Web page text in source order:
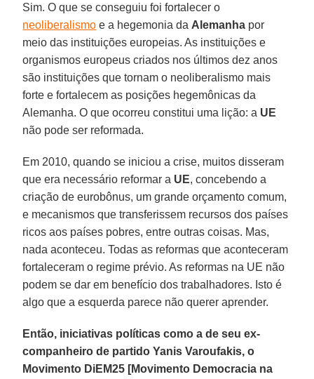
Sim. O que se conseguiu foi fortalecer o
neoliberalismo e a hegemonia da Alemanha por
meio das instituições europeias. As instituições e
organismos europeus criados nos últimos dez anos
são instituições que tornam o neoliberalismo mais
forte e fortalecem as posições hegemônicas da
Alemanha. O que ocorreu constitui uma lição: a UE
não pode ser reformada.
Em 2010, quando se iniciou a crise, muitos disseram
que era necessário reformar a UE, concebendo a
criação de eurobônus, um grande orçamento comum,
e mecanismos que transferissem recursos dos países
ricos aos países pobres, entre outras coisas. Mas,
nada aconteceu. Todas as reformas que aconteceram
fortaleceram o regime prévio. As reformas na UE não
podem se dar em benefício dos trabalhadores. Isto é
algo que a esquerda parece não querer aprender.
Então, iniciativas políticas como a de seu ex-
companheiro de partido Yanis Varoufakis, o
Movimento DiEM25 [Movimento Democracia na